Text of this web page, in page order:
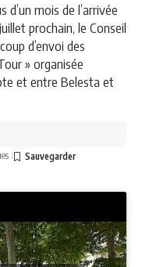
d’un mois de l’arrivée
prochain, le Conseil
d’envoi des
» organisée
et entre Belesta et